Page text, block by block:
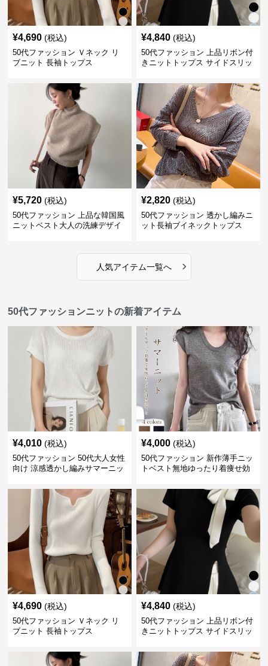
¥4,690 (税込)
50代ファッション Ｖネック リ
ブニット 長袖トップス
¥4,840 (税込)
50代ファッション 上品リボン付
きニットトップス サイドスリッ
¥5,720 (税込)
50代ファッション 上品な韓国風
ニットベスト大人の洗練デザイ
¥2,820 (税込)
50代ファッション 透かし編みニ
ット長袖ブイネックトップス
人気アイテム一覧へ ›
50代ファッションニットの新着アイテム
¥4,010 (税込)
50代ファッション 50代大人女性
向け 涼感透かし編みサマーニッ
¥4,000 (税込)
50代ファッション 新作薄手ニッ
トベスト無地ゆったり着痩せ効
¥4,690 (税込)
50代ファッション Ｖネック リ
ブニット 長袖トップス
¥4,840 (税込)
50代ファッション 上品リボン付
きニットトップス サイドスリッ